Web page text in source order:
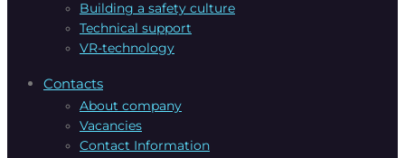
Building a safety culture
Technical support
VR-technology
Contacts
About company
Vacanсies
Contact Information